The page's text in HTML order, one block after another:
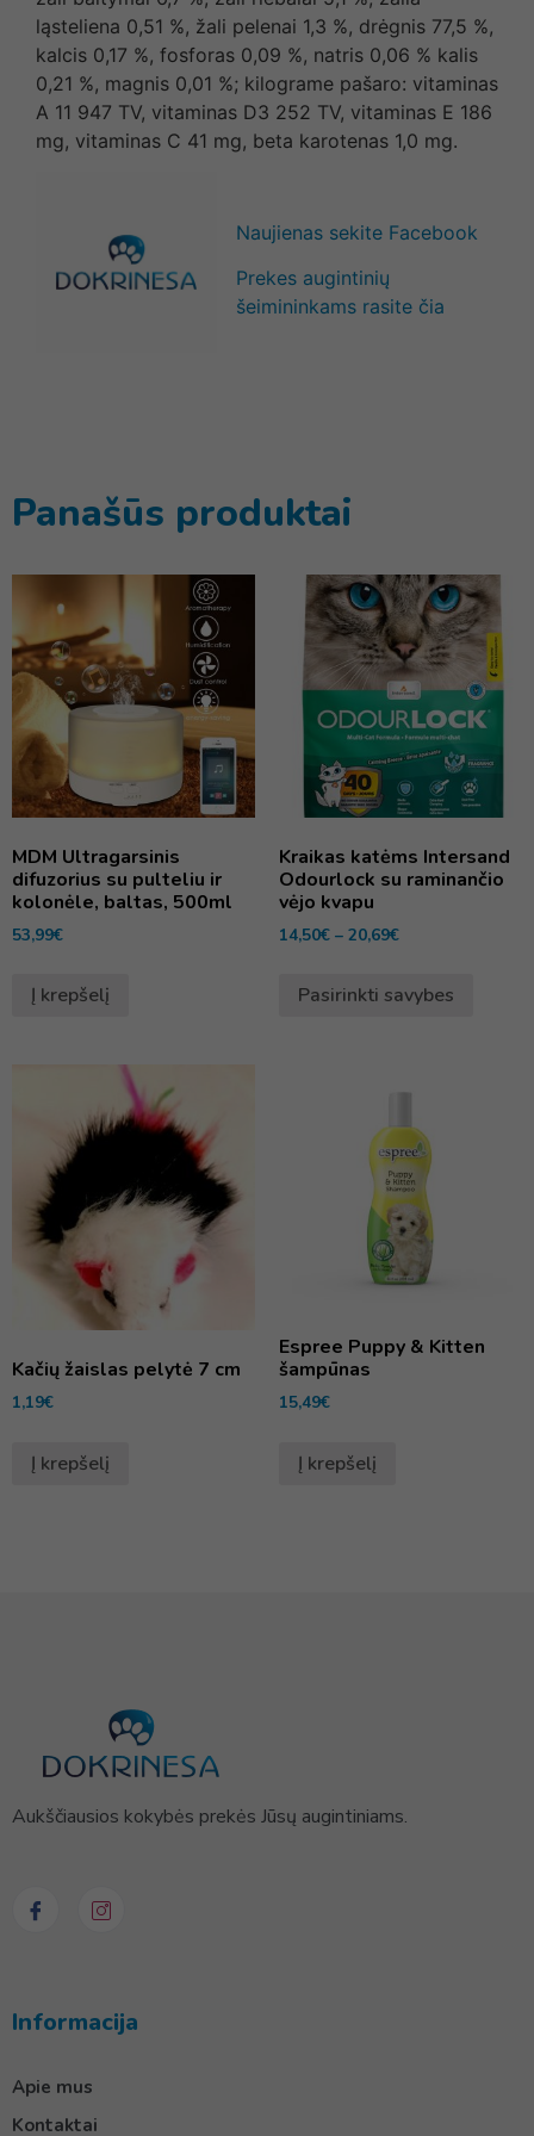
ląsteliena 0,51 %, žali pelenai 1,3 %, drėgnis 77,5 %,
kalcis 0,17 %, fosforas 0,09 %, natris 0,06 % kalis
0,21 %, magnis 0,01 %; kilograme pašaro: vitaminas
A 11 947 TV, vitaminas D3 252 TV, vitaminas E 186
mg, vitaminas C 41 mg, beta karotenas 1,0 mg.
Naujienas sekite Facebook
Prekes augintinių
šeimininkams rasite čia
Panašūs produktai
MDM Ultragarsinis
difuzorius su pulteliu ir
kolonėle, baltas, 500ml
53,99€
Į krepšelį
Kraikas katėms Intersand
Odourlock su raminančio
vėjo kvapu
14,50€ – 20,69€
Pasirinkti savybes
Kačių žaislas pelytė 7 cm
1,19€
Į krepšelį
Espree Puppy & Kitten
šampūnas
15,49€
Į krepšelį
Aukščiausios kokybės prekės Jūsų augintiniams.
Informacija
Apie mus
Kontaktai